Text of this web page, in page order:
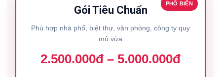
PHỔ BIẾN
Gói Tiêu Chuẩn
Phù hợp nhà phố, biệt thự, văn phòng, công ty quy
mô vừa
2.500.000đ – 5.000.000đ